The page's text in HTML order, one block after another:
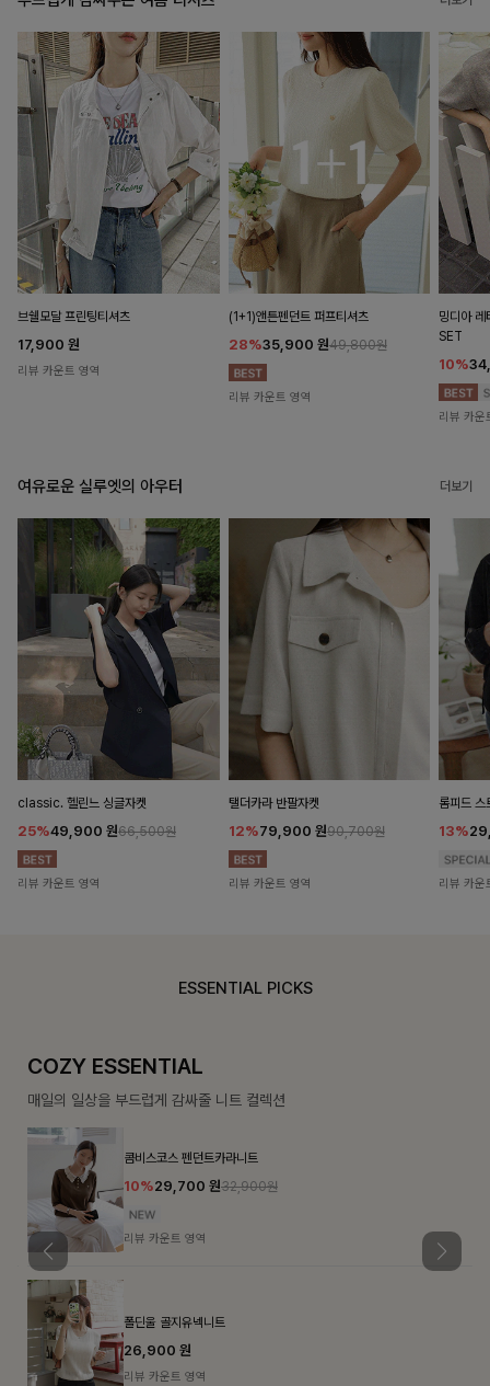
브쉘모달 프린팅티셔츠
17,900 원
리뷰 카운트 영역
(1+1)앤튼펜던트 퍼프티셔츠
28%35,900 원49,800원
리뷰 카운트 영역
밍디아 레
SET
10%
리뷰 카운
여유로운 실루엣의 아우터 더보기
classic. 헬린느 싱글자켓
25%49,900 원66,500원
리뷰 카운트 영역
탤더카라 반팔자켓
12%79,900 원90,700원
리뷰 카운트 영역
롬피드 스
13%
리뷰 카운
ESSENTIAL PICKS
COZY ESSENTIAL
매일의 일상을 부드럽게 감싸줄 니트 컬렉션
콤비스코스 펜던트카라니트
10%29,700원32,900원
리뷰 카운트 영역
폴딘울 골지유넥니트
26,900원
리뷰 카운트 영역